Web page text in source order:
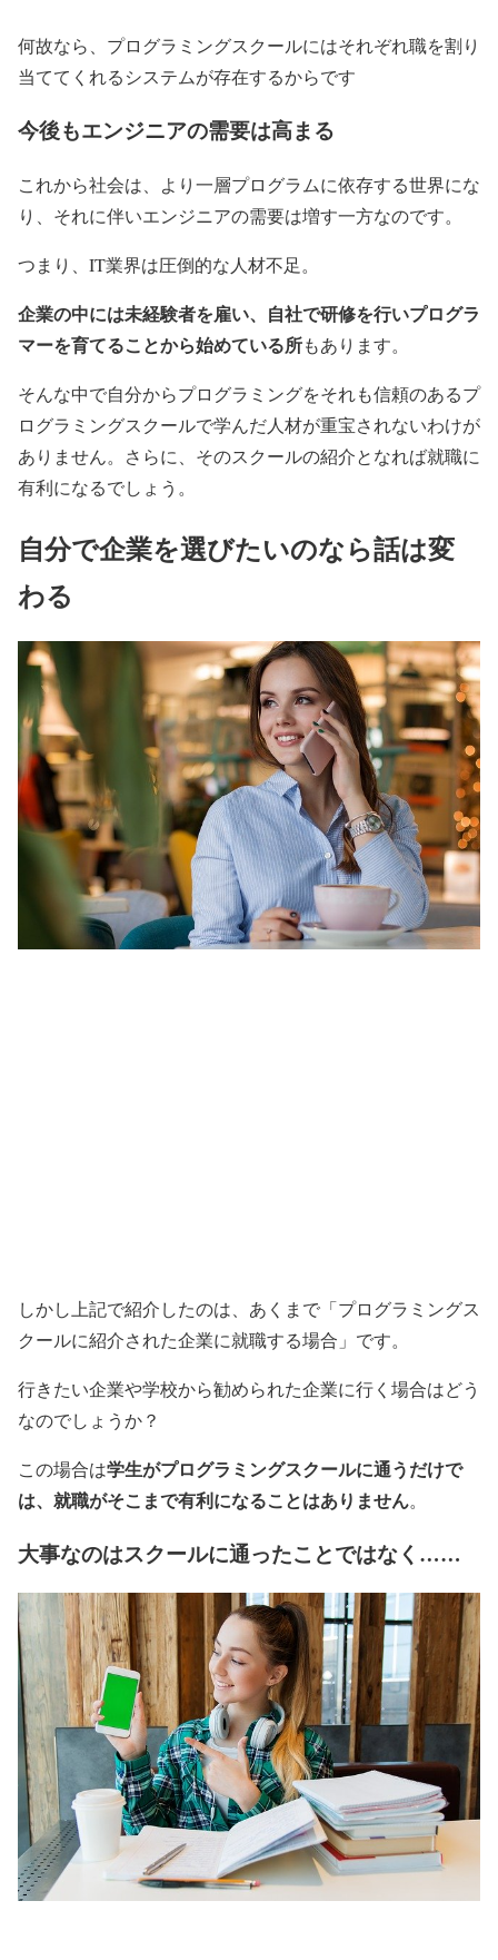
何故なら、プログラミングスクールにはそれぞれ職を割り
当ててくれるシステムが存在するからです
今後もエンジニアの需要は高まる
これから社会は、より一層プログラムに依存する世界にな
り、それに伴いエンジニアの需要は増す一方なのです。
つまり、IT業界は圧倒的な人材不足。
企業の中には未経験者を雇い、自社で研修を行いプログラ
マーを育てることから始めている所もあります。
そんな中で自分からプログラミングをそれも信頼のあるプ
ログラミングスクールで学んだ人材が重宝されないわけが
ありません。さらに、そのスクールの紹介となれば就職に
有利になるでしょう。
自分で企業を選びたいのなら話は変
わる
しかし上記で紹介したのは、あくまで「プログラミングス
クールに紹介された企業に就職する場合」です。
行きたい企業や学校から勧められた企業に行く場合はどう
なのでしょうか？
この場合は学生がプログラミングスクールに通うだけで
は、就職がそこまで有利になることはありません。
大事なのはスクールに通ったことではなく……